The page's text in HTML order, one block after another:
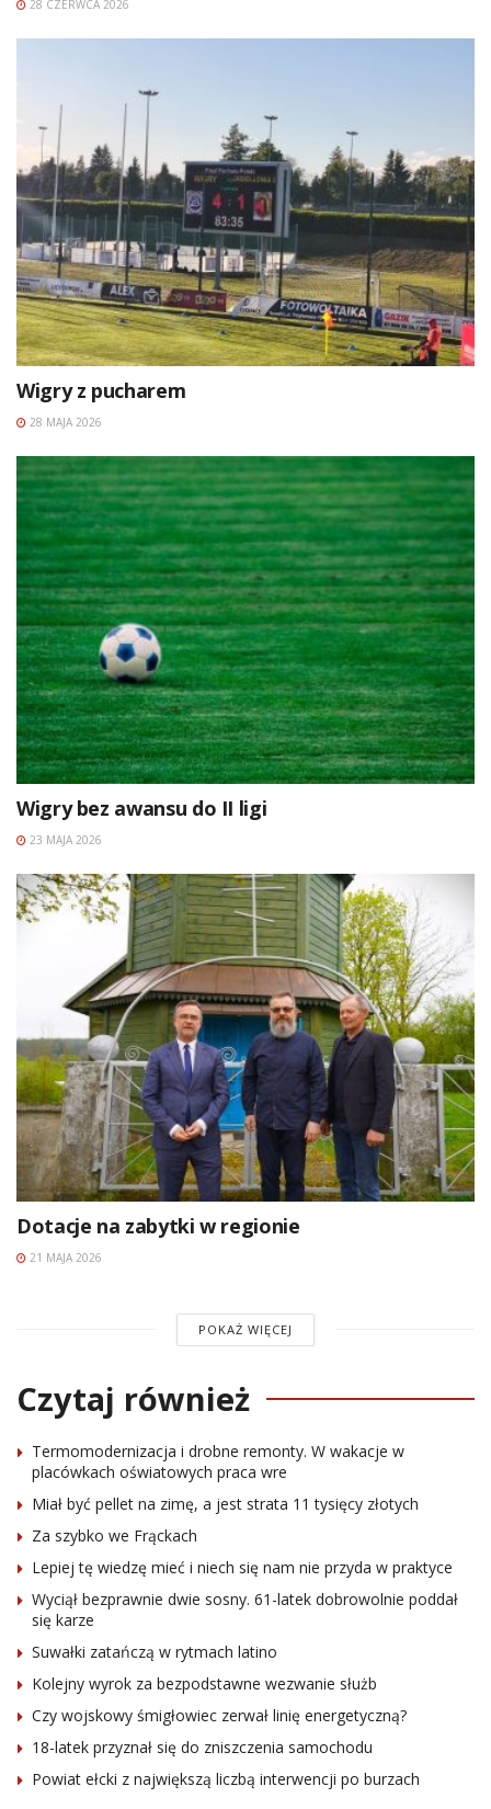
28 CZERWCA 2026
Wigry z pucharem
28 MAJA 2026
Wigry bez awansu do II ligi
23 MAJA 2026
Dotacje na zabytki w regionie
21 MAJA 2026
POKAŻ WIĘCEJ
Czytaj również
Termomodernizacja i drobne remonty. W wakacje w
placówkach oświatowych praca wre
Miał być pellet na zimę, a jest strata 11 tysięcy złotych
Za szybko we Frąckach
Lepiej tę wiedzę mieć i niech się nam nie przyda w praktyce
Wyciął bezprawnie dwie sosny. 61-latek dobrowolnie poddał
się karze
Suwałki zatańczą w rytmach latino
Kolejny wyrok za bezpodstawne wezwanie służb
Czy wojskowy śmigłowiec zerwał linię energetyczną?
18-latek przyznał się do zniszczenia samochodu
Powiat ełcki z największą liczbą interwencji po burzach